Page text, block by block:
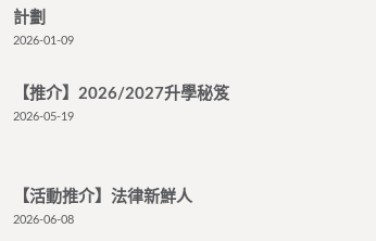
計劃
2026-01-09
【推介】2026/2027升學秘笈
2026-05-19
【活動推介】法律新鮮人
2026-06-08